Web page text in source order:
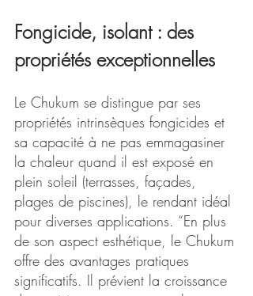
Fongicide, isolant : des
propriétés exceptionnelles
Le Chukum se distingue par ses
propriétés intrinsèques fongicides et
sa capacité à ne pas emmagasiner
la chaleur quand il est exposé en
plein soleil (terrasses, façades,
plages de piscines), le rendant idéal
pour diverses applications. “En plus
de son aspect esthétique, le Chukum
offre des avantages pratiques
significatifs. Il prévient la croissance